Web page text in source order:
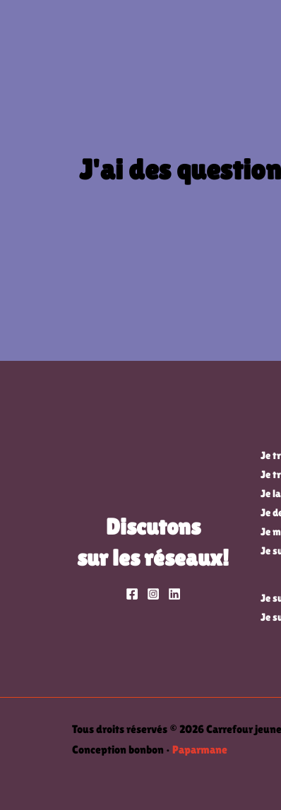
J'ai des
Discutons
sur les réseaux!
Je
Je
Je
Je
Je
Je
Je
Je
Tous droits réservés © 2026 Carrefour
Conception bonbon • Paparmane